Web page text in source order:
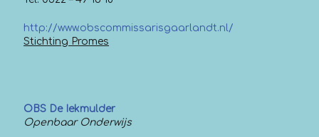
http://www.obscommissarisgaarlandt.nl/
Stichting Promes
OBS De Iekmulder
Openbaar Onderwijs